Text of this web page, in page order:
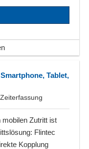
Tablet,
mobilen Zutritt ist
Flintec
Kopplung